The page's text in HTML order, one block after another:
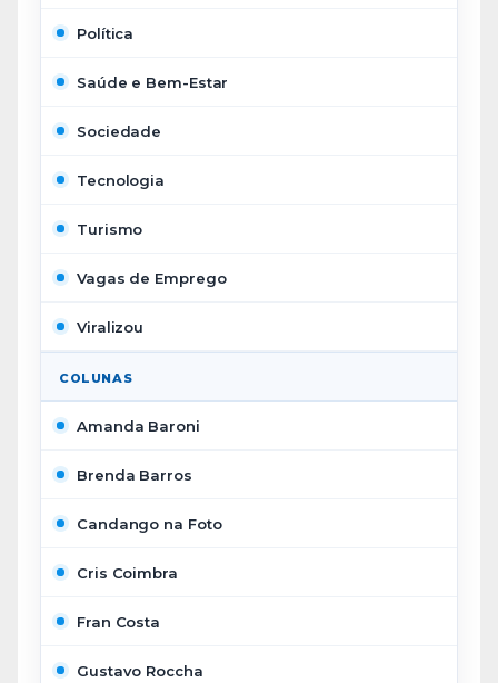
Política
Saúde e Bem-Estar
Sociedade
Tecnologia
Turismo
Vagas de Emprego
Viralizou
COLUNAS
Amanda Baroni
Brenda Barros
Candango na Foto
Cris Coimbra
Fran Costa
Gustavo Roccha